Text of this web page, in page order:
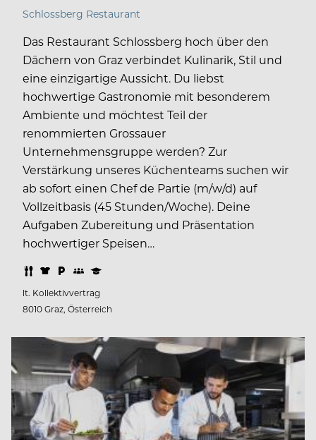
Schlossberg Restaurant
Das Restaurant Schlossberg hoch über den
Dächern von Graz verbindet Kulinarik, Stil und
eine einzigartige Aussicht. Du liebst
hochwertige Gastronomie mit besonderem
Ambiente und möchtest Teil der
renommierten Grossauer
Unternehmensgruppe werden? Zur
Verstärkung unseres Küchenteams suchen wir
ab sofort einen Chef de Partie (m/w/d) auf
Vollzeitbasis (45 Stunden/Woche). Deine
Aufgaben Zubereitung und Präsentation
hochwertiger Speisen…
lt. Kollektivvertrag
8010 Graz, Österreich